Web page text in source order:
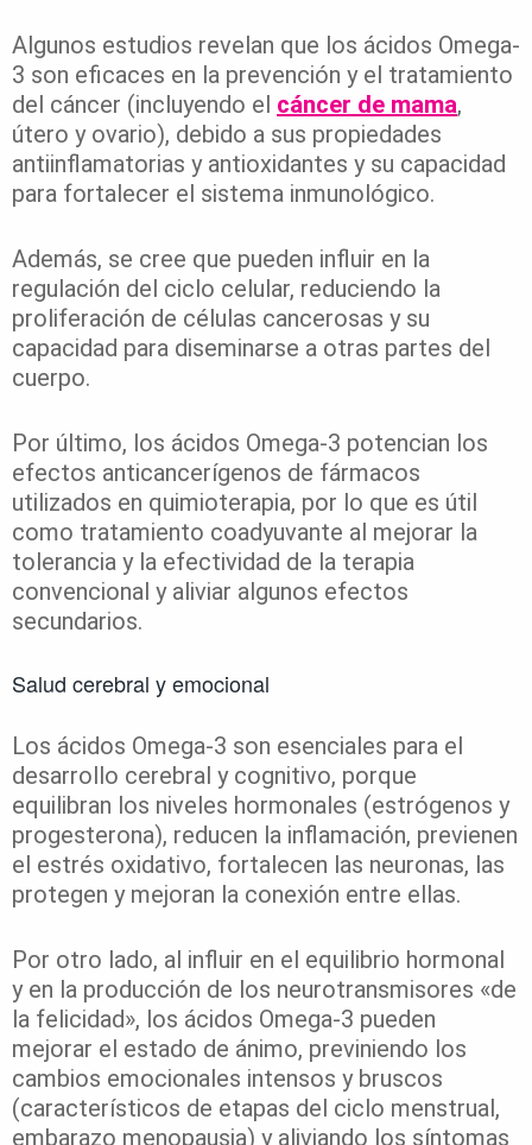
Algunos estudios revelan que los ácidos Omega-
3 son eficaces en la prevención y el tratamiento
del cáncer (incluyendo el cáncer de mama,
útero y ovario), debido a sus propiedades
antiinflamatorias y antioxidantes y su capacidad
para fortalecer el sistema inmunológico.
Además, se cree que pueden influir en la
regulación del ciclo celular, reduciendo la
proliferación de células cancerosas y su
capacidad para diseminarse a otras partes del
cuerpo.
Por último, los ácidos Omega-3 potencian los
efectos anticancerígenos de fármacos
utilizados en quimioterapia, por lo que es útil
como tratamiento coadyuvante al mejorar la
tolerancia y la efectividad de la terapia
convencional y aliviar algunos efectos
secundarios.
Salud cerebral y emocional
Los ácidos Omega-3 son esenciales para el
desarrollo cerebral y cognitivo, porque
equilibran los niveles hormonales (estrógenos y
progesterona), reducen la inflamación, previenen
el estrés oxidativo, fortalecen las neuronas, las
protegen y mejoran la conexión entre ellas.
Por otro lado, al influir en el equilibrio hormonal
y en la producción de los neurotransmisores «de
la felicidad», los ácidos Omega-3 pueden
mejorar el estado de ánimo, previniendo los
cambios emocionales intensos y bruscos
(característicos de etapas del ciclo menstrual,
embarazo menopausia) y aliviando los síntomas